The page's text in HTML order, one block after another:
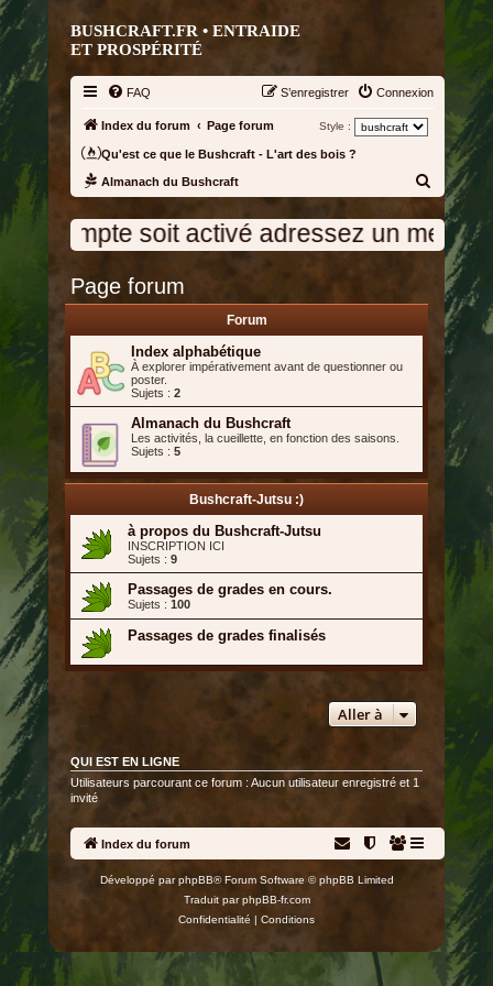
BUSHCRAFT.FR • ENTRAIDE
ET PROSPÉRITÉ
FAQ Connexion
S’enregistrer
Index du forum Page forum Style :
Qu'est ce que le Bushcraft - L'art des bois ?
Almanach du Bushcraft
e
c
r
compte soit activé adressez un
Page forum
Forum
Index alphabétique
À explorer impérativement avant de questionner ou
poster.
Sujets : 2
Almanach du Bushcraft
Les activités, la cueillette, en fonction des saisons.
Sujets : 5
Bushcraft-Jutsu :)
à propos du Bushcraft-Jutsu
INSCRIPTION ICI
Sujets : 9
Passages de grades en cours.
Sujets : 100
Passages de grades finalisés
Aller à
QUI EST EN LIGNE
Utilisateurs parcourant ce forum : Aucun utilisateur enregistré et 1
invité
Index du forum
Développé parphpBB® Forum Software © phpBB Limited
Traduit parphpBB-fr.com
Confidentialité | Conditions